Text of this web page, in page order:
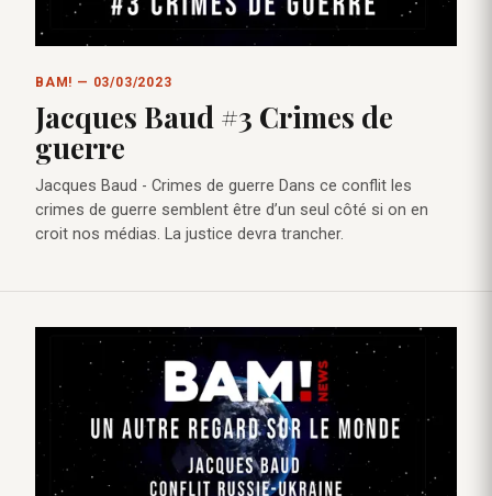
BAM! — 03/03/2023
Jacques Baud #3 Crimes de
guerre
Jacques Baud - Crimes de guerre Dans ce conflit les
crimes de guerre semblent être d’un seul côté si on en
croit nos médias. La justice devra trancher.